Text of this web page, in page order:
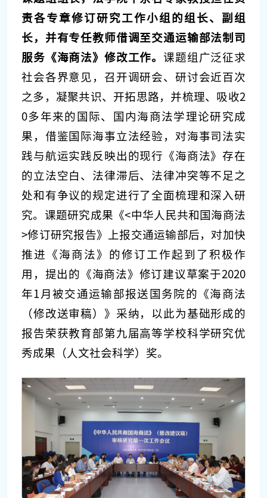
责各专章修订研究工作小组的组长、副组
长，并有专任教师借调至交通运输部法制司
服务《海商法》修改工作。 课题组广泛征求
社会各界意见，召开调研会、研讨会近百次
之多，凝聚共识、开拓思路，并梳理、吸收2
0多年来的国际、国内海商法学理论研究成
果，借鉴国际海事立法经验，对海事司法实
践与航运实践反映出的现行《海商法》存在
的立法空白、法律滞后、法律冲突等不足之
处和有争议的规定进行了全面梳理和深入研
究。课题研究成果《<中华人民共和国海商法
>修订研究报告》上报交通运输部后，对加快
推进《海商法》的修订工作起到了积极作
用，提出的《海商法》修订建议草案于2020
年1月被交通运输部报送国务院的《海商法
（修改送审稿）》采纳，以此为基础形成的
报告荣获教育部第九届高等学校科学研究优
秀成果（人文社会科学）奖。